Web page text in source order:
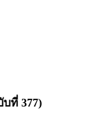
ที่ 377)